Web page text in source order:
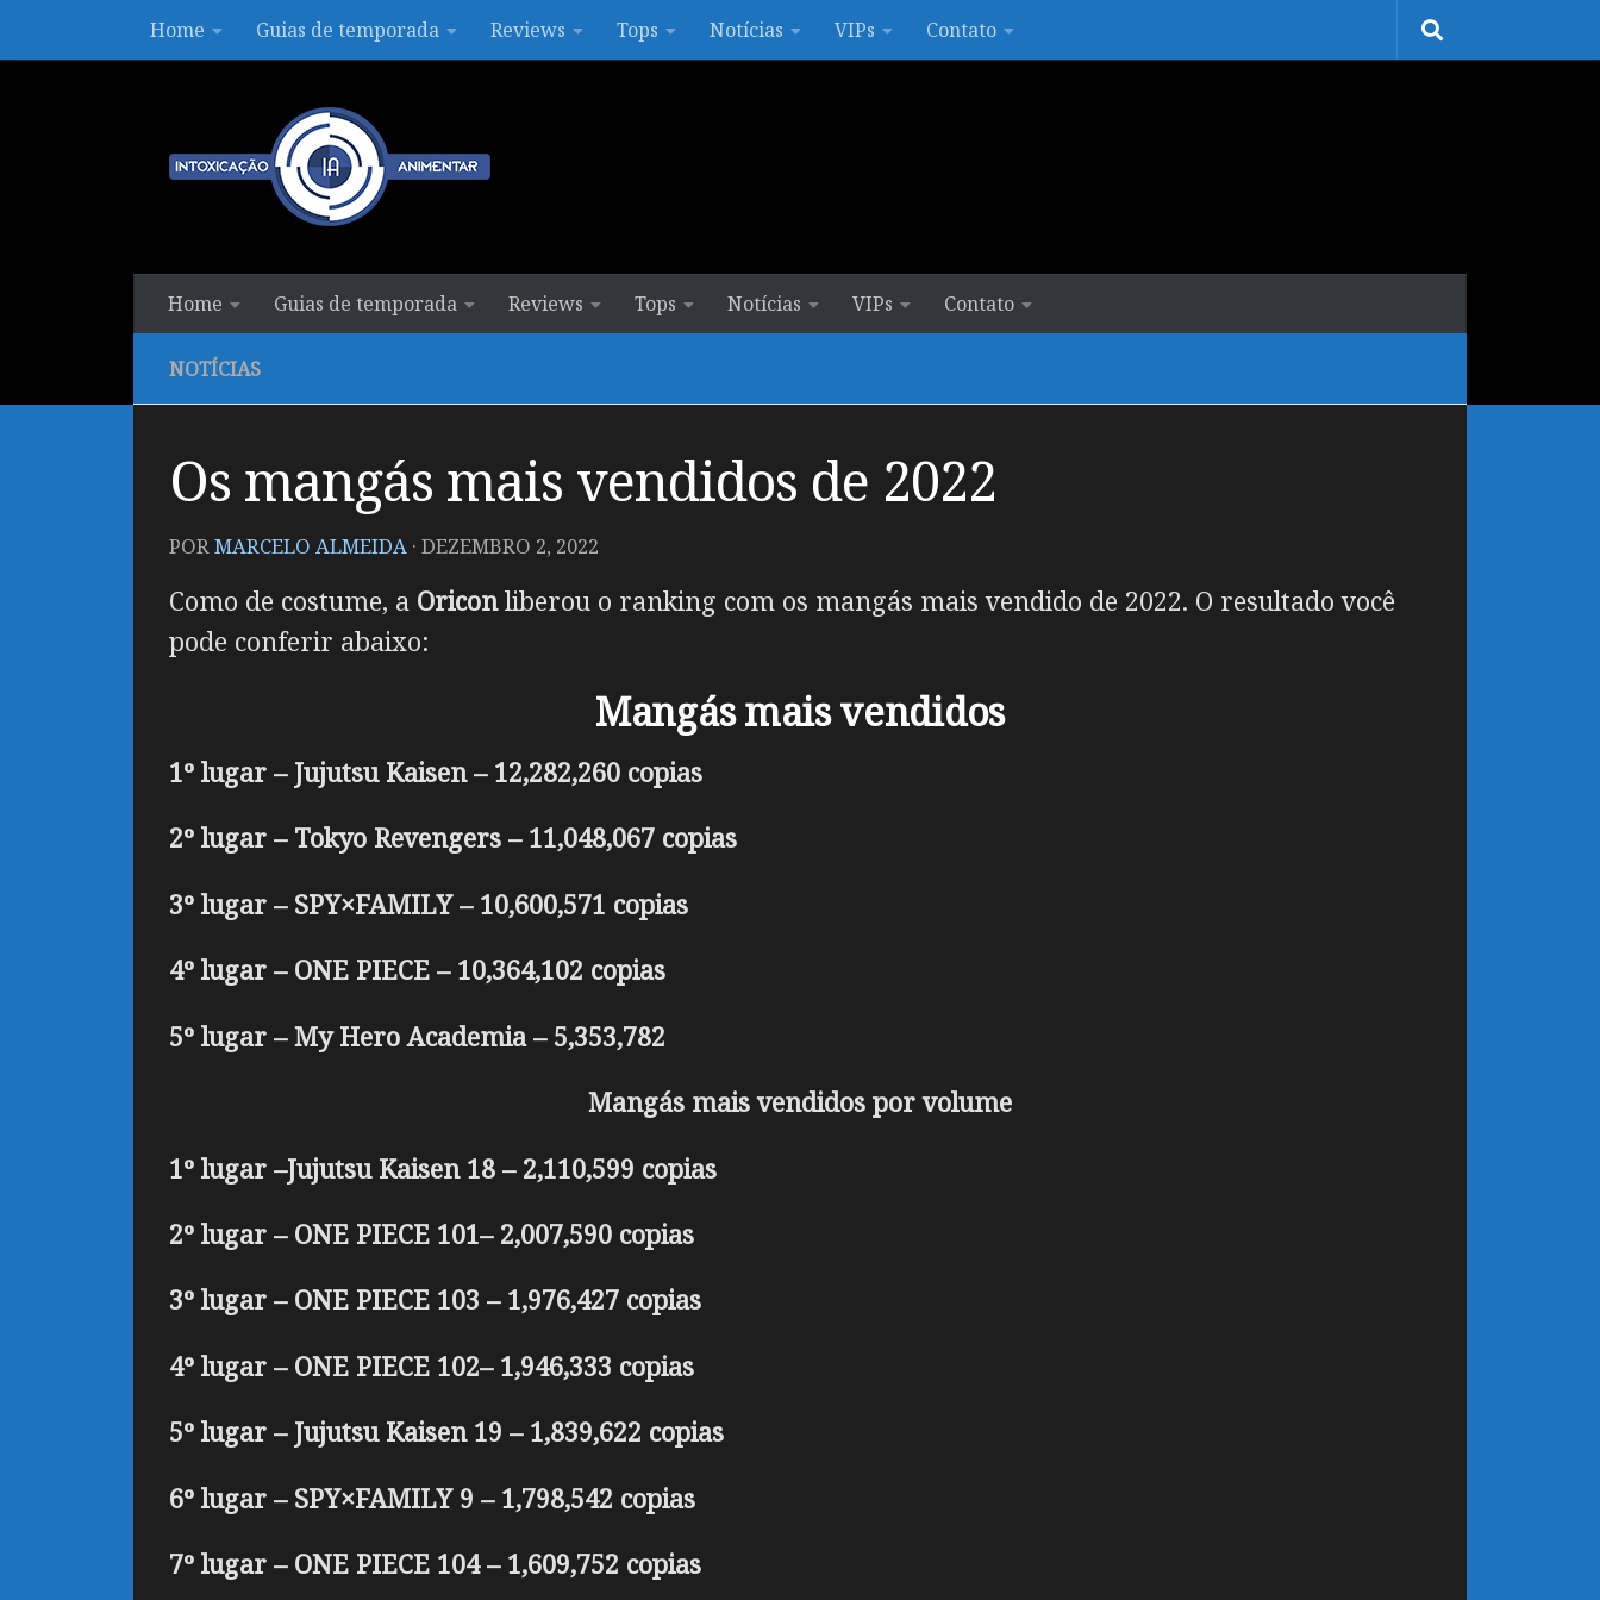
Skip to contentHome Guias de temporada Reviews Tops Notícias VIPs Contato
Home Guias de temporada Reviews Tops Notícias VIPs Contato
NOTÍCIAS
Os mangás mais vendidos de 2022
PORMARCELO ALMEIDA · DEZEMBRO 2, 2022
Como de costume, a Oriconliberou o ranking com os mangás mais vendido de 2022. O resultado você
pode conferir abaixo:
Mangás mais vendidos
1º lugar – Jujutsu Kaisen – 12,282,260 copias
2º lugar – Tokyo Revengers – 11,048,067 copias
3º lugar – SPY×FAMILY – 10,600,571 copias
4º lugar – ONE PIECE – 10,364,102 copias
5º lugar – My Hero Academia – 5,353,782
Mangás mais vendidos por volume
1º lugar –Jujutsu Kaisen 18 – 2,110,599 copias
2º lugar – ONE PIECE 101– 2,007,590 copias
3º lugar – ONE PIECE 103 – 1,976,427 copias
4º lugar – ONE PIECE 102– 1,946,333 copias
5º lugar – Jujutsu Kaisen 19 – 1,839,622 copias
6º lugar – SPY×FAMILY 9 – 1,798,542 copias
7º lugar – ONE PIECE 104 – 1,609,752 copias